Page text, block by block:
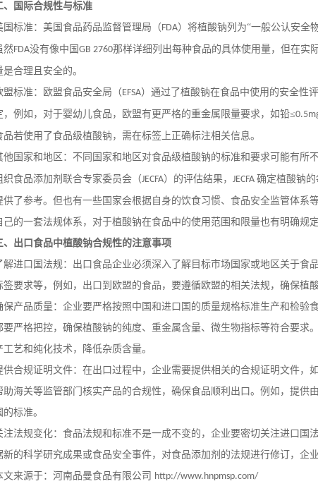
、国际合规性与标准
国标准：美国食品药品监督管理局（FDA）将植酸钠列为“一般公认安全
然FDA没有像中国 GB 2760那样详细列出每种食品的具体使用量，但在实
合理且安全的。
盟标准：欧盟食品安全局（EFSA）通过了植酸钠在食品中使用的安全性
，例如，对于婴幼儿食品，欧盟有更严格的重金属限量要求，如铅≤
品若使用了食品级植酸钠，需在标签上正确标注相关信息。
他国家和地区：不同国家和地区对食品级植酸钠的标准和要求可能有所
织食品添加剂联合专家委员会（JECFA）的评估结果， JECFA 确定植酸钠
供了参考。但也有一些国家会根据自身的饮食习惯、食品安全监管体系
己的一套法规体系，对于植酸钠在食品中的使用范围和限量也有明确规
出口食品中植酸钠合规性的注意事项
解进口国法规：出口食品企业必须深入了解目标市场国家或地区关于食
签要求等，例如，出口到欧盟的食品，要遵循欧盟的相关法规，确保植
保产品质量：企业要严格按照中国和进口国的质量规格标准生产和检验
要严格把控，确保植酸钠的纯度、重金属含量、微生物指标等符合要求
工艺和纯化技术，降低杂质含量。
供合规证明文件：在出口过程中，企业需要提供相关的合规证明文件，
助海关等监管部门核实产品的合规性，确保食品顺利出口。例如，提
标准。
注法规变化：食品法规和标准不是一成不变的，企业要密切关注进口国
新的科学研究成果或食品安全事件，对食品添加剂的法规进行修订，企
文来源于：河南品曼食品有限公司 http://www.hnpmsp.com/